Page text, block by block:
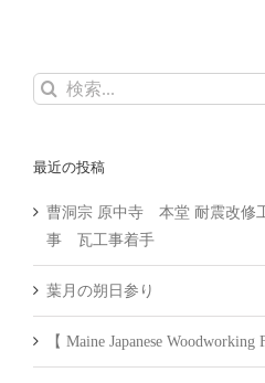
検
最近の投稿
曹洞宗 原中寺 本堂 耐震改修
事 瓦工事着手
葉月の朔日参り
【 Maine Japanese